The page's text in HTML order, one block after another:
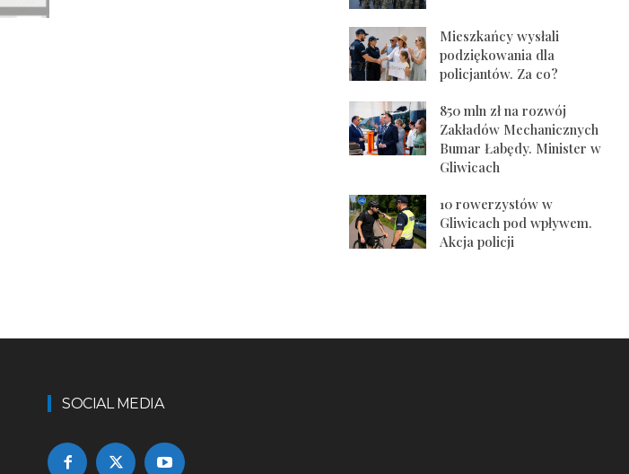
Mieszkańcy wysłali
podziękowania dla
policjantów. Za co?
850 mln zł na rozwój
Zakładów Mechanicznych
Bumar Łabędy. Minister w
Gliwicach
10 rowerzystów w
Gliwicach pod wpływem.
Akcja policji
SOCIAL MEDIA